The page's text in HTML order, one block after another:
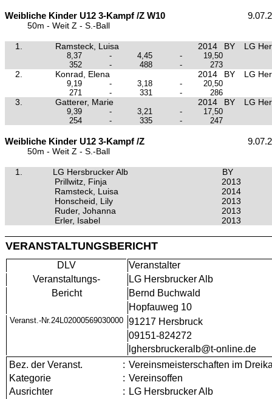
Weibliche Kinder U12 3-Kampf /Z W10
50m - Weit Z - S.-Ball
1. Ramsteck, Luisa 2014 BY LG
8,37 - 4,45 -
19,50
352
- 488 - 273
2. Konrad, Elena 2014 BY LG
9,19 - 3,18 -
20,50
271
- 331 - 286
3. Gatterer, Marie 2014 BY LG
9,39 - 3,21 -
17,50
254
- 335 - 247
Weibliche Kinder U12 3-Kampf /Z
50m - Weit Z - S.-Ball
1. LG Hersbrucker Alb
BY
Prillwitz, Finja
2013
Ramsteck, Luisa
2014
Honscheid, Lily
2013
Ruder, Johanna
2013
Erler, Isabel
2013
VERANSTALTUNGSBERICHT
DLV
Veranstalter
Veranstaltungs-
LG Hersbrucker Alb
Bericht
Bernd Buchwald
Hopfauweg 10
Veranst.-Nr.24L02000569030000 91217 Hersbruck
09151-824272
lghersbruckeralb@t-online.de
Bez. der Veranst.
: Vereinsmeisterschaften im
Kategorie
: Vereinsoffen
Ausrichter
: LG Hersbrucker Alb